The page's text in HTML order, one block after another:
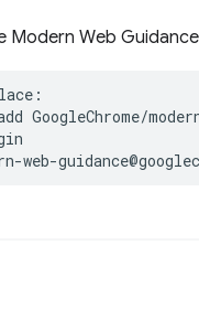
Modern Web
GoogleChrome/